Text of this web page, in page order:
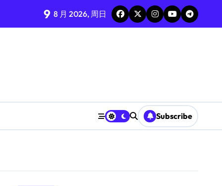
9 8 月 2026, 周日
Subscribe